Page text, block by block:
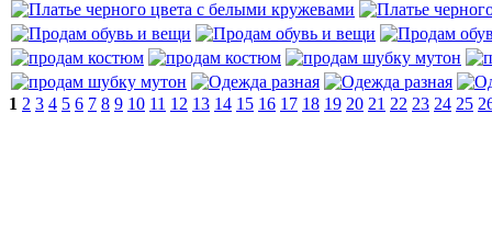
1 2 3 4 5 6 7 8 9 10 11 12 13 14 15 16 17 18 19 20 21 22 23 24 25